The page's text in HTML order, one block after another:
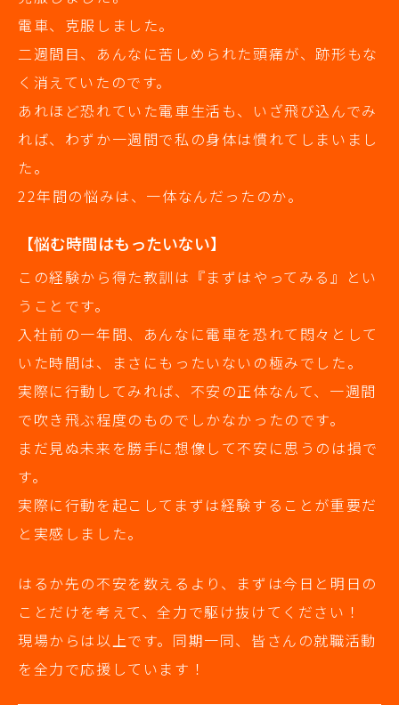
電車、克服しました。
二週間目、あんなに苦しめられた頭痛が、跡形もな
く消えていたのです。
あれほど恐れていた電車生活も、いざ飛び込んでみ
れば、わずか一週間で私の身体は慣れてしまいまし
た。
22年間の悩みは、一体なんだったのか。
【悩む時間はもったいない】
この経験から得た教訓は『まずはやってみる』とい
うことです。
入社前の一年間、あんなに電車を恐れて悶々として
いた時間は、まさにもったいないの極みでした。
実際に行動してみれば、不安の正体なんて、一週間
で吹き飛ぶ程度のものでしかなかったのです。
まだ見ぬ未来を勝手に想像して不安に思うのは損で
す。
実際に行動を起こしてまずは経験することが重要だ
と実感しました。
はるか先の不安を数えるより、まずは今日と明日の
ことだけを考えて、全力で駆け抜けてください！
現場からは以上です。同期一同、皆さんの就職活動
を全力で応援しています！